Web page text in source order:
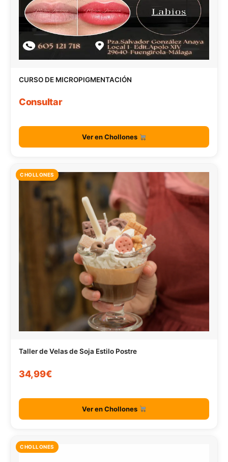
CURSO DE MICROPIGMENTACIÓN
Consultar
Ver en Chollones
CHOLLONES
Taller de Velas de Soja Estilo Postre
34,99€
Ver en Chollones
CHOLLONES